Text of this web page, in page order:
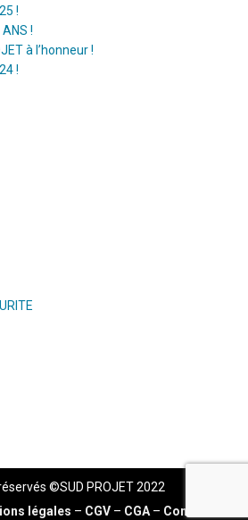
!
!
à l’honneur !
!
©SUD PROJET 2022
légales – CGV – CGA– Contact